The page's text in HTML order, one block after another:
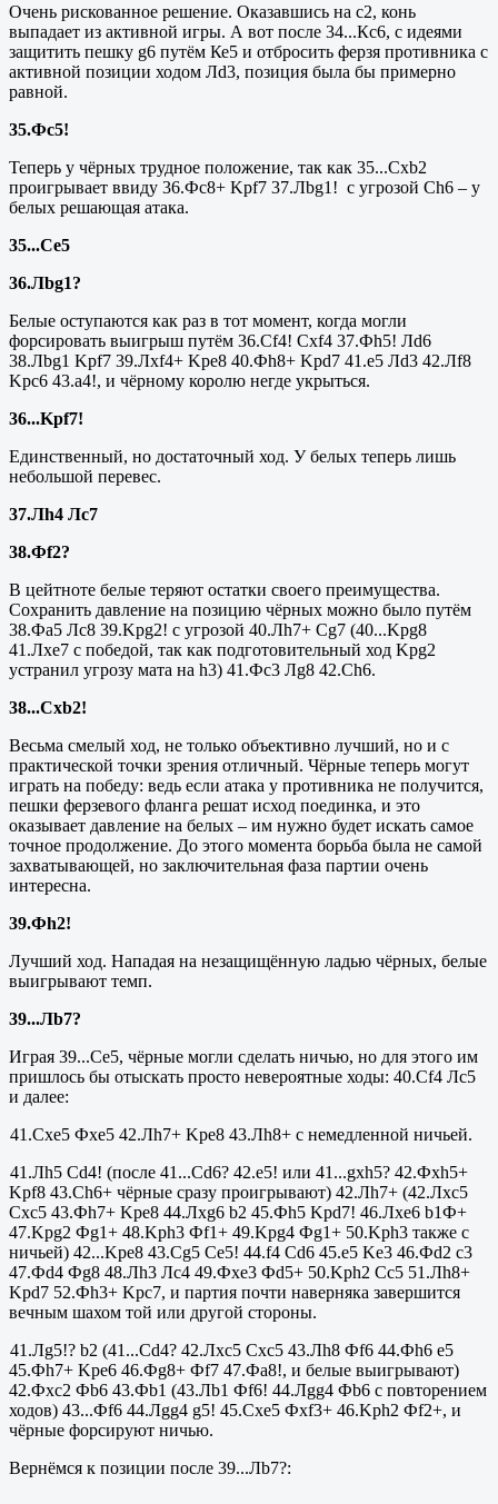
Очень рискованное решение. Оказавшись на с2, конь
выпадает из активной игры. А вот после 34...Кс6, с идеями
защитить пешку g6 путём Ке5 и отбросить ферзя противника с
активной позиции ходом Лd3, позиция была бы примерно
равной.
35.Фс5!
Теперь у чёрных трудное положение, так как 35...Cxb2
проигрывает ввиду 36.Фс8+ Kpf7 37.Лbg1! с угрозой Ch6 – у
белых решающая атака.
35...Се5
36.Лbg1?
Белые оступаются как раз в тот момент, когда могли
форсировать выигрыш путём 36.Cf4! Cxf4 37.Фh5! Лd6
38.Лbg1 Kpf7 39.Лxf4+ Kpe8 40.Фh8+ Kpd7 41.e5 Лd3 42.Лf8
Kpc6 43.a4!, и чёрному королю негде укрыться.
36...Kpf7!
Единственный, но достаточный ход. У белых теперь лишь
небольшой перевес.
37.Лh4 Лс7
38.Фf2?
В цейтноте белые теряют остатки своего преимущества.
Сохранить давление на позицию чёрных можно было путём
38.Фа5 Лс8 39.Kpg2! с угрозой 40.Лh7+ Cg7 (40...Kpg8
41.Лxe7 c победой, так как подготовительный ход Kpg2
устранил угрозу мата на h3) 41.Фс3 Лg8 42.Ch6.
38...Cxb2!
Весьма смелый ход, не только объективно лучший, но и с
практической точки зрения отличный. Чёрные теперь могут
играть на победу: ведь если атака у противника не получится,
пешки ферзевого фланга решат исход поединка, и это
оказывает давление на белых – им нужно будет искать самое
точное продолжение. До этого момента борьба была не самой
захватывающей, но заключительная фаза партии очень
интересна.
39.Фh2!
Лучший ход. Нападая на незащищённую ладью чёрных, белые
выигрывают темп.
39...Лb7?
Играя 39...Се5, чёрные могли сделать ничью, но для этого им
пришлось бы отыскать просто невероятные ходы: 40.Cf4 Лс5
и далее:
41.Cxe5 Фxe5 42.Лh7+ Kpe8 43.Лh8+ с немедленной ничьей.
41.Лh5 Cd4! (после 41...Cd6? 42.e5! или 41...gxh5? 42.Фxh5+
Kpf8 43.Ch6+ чёрные сразу проигрывают) 42.Лh7+ (42.Лxc5
Cxc5 43.Фh7+ Kpe8 44.Лxg6 b2 45.Фh5 Kpd7! 46.Лxe6 b1Ф+
47.Kpg2 Фg1+ 48.Kph3 Фf1+ 49.Kpg4 Фg1+ 50.Kph3 также с
ничьей) 42...Kpe8 43.Cg5 Ce5! 44.f4 Cd6 45.e5 Ke3 46.Фd2 c3
47.Фd4 Фg8 48.Лh3 Лс4 49.Фxe3 Фd5+ 50.Kph2 Cc5 51.Лh8+
Kpd7 52.Фh3+ Kpc7, и партия почти наверняка завершится
вечным шахом той или другой стороны.
41.Лg5!? b2 (41...Cd4? 42.Лxc5 Cxc5 43.Лh8 Фf6 44.Фh6 e5
45.Фh7+ Kpe6 46.Фg8+ Фf7 47.Фа8!, и белые выигрывают)
42.Фxc2 Фb6 43.Фb1 (43.Лb1 Фf6! 44.Лgg4 Фb6 с повторением
ходов) 43...Фf6 44.Лgg4 g5! 45.Cxe5 Фxf3+ 46.Kph2 Фf2+, и
чёрные форсируют ничью.
Вернёмся к позиции после 39...Лb7?: